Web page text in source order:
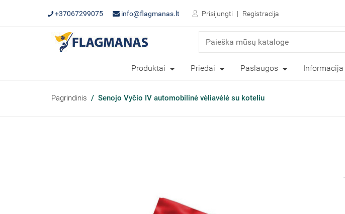
+37067299075 info@flagmanas.lt Prisijungti Registracija
Produktai Priedai Paslaugos Informacija
Pagrindinis Senojo Vyčio IV automobilinė vėliavėlė su koteliu